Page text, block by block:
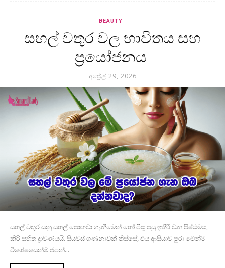
BEAUTY
සහල් වතුර වල භාවිතය සහ
ප්‍රයෝජනය
අප්‍රේල් 29, 2026
සහල් වතුර යනු සහල් පොඟවා ගැනීමෙන් හෝ පිසූ පසු ඉතිරි වන පිෂ්ඨමය,
කිරි සහිත ද්‍රාවණයයි. සියවස් ගණනාවක් තිස්සේ, එය ආසියාව පුරා මෙන්ම
විශේෂයෙන්ම ජපන්...